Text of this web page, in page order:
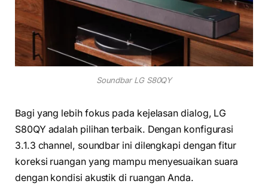
Soundbar LG S80QY
Bagi yang lebih fokus pada kejelasan dialog, LG
S80QY adalah pilihan terbaik. Dengan konfigurasi
3.1.3 channel, soundbar ini dilengkapi dengan fitur
koreksi ruangan yang mampu menyesuaikan suara
dengan kondisi akustik di ruangan Anda.